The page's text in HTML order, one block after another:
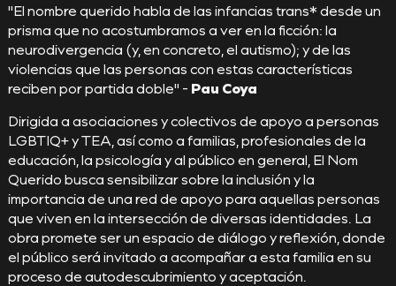
"El nombre querido habla de las infancias trans* desde un
prisma que no acostumbramos a ver en la ficción: la
neurodivergencia (y, en concreto, el autismo); y de las
violencias que las personas con estas características
reciben por partida doble" - Pau Coya
Dirigida a asociaciones y colectivos de apoyo a personas
LGBTIQ+ y TEA, así como a familias, profesionales de la
educación, la psicología y al público en general, El Nom
Querido busca sensibilizar sobre la inclusión y la
importancia de una red de apoyo para aquellas personas
que viven en la intersección de diversas identidades. La
obra promete ser un espacio de diálogo y reflexión, donde
el público será invitado a acompañar a esta familia en su
proceso de autodescubrimiento y aceptación.